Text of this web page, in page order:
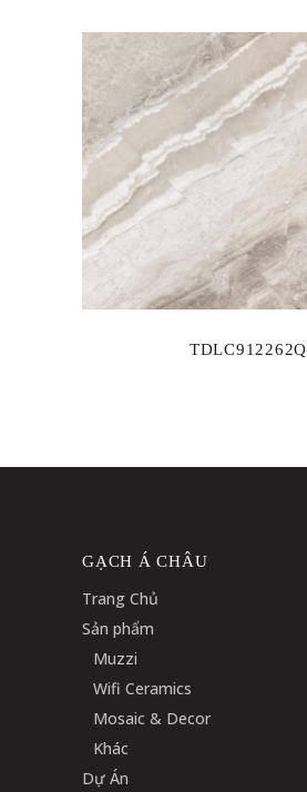
TDLC912262Q
GẠCH Á CHÂU
Trang Chủ
Sản phẩm
Muzzi
Wifi Ceramics
Mosaic & Decor
Khác
Dự Án